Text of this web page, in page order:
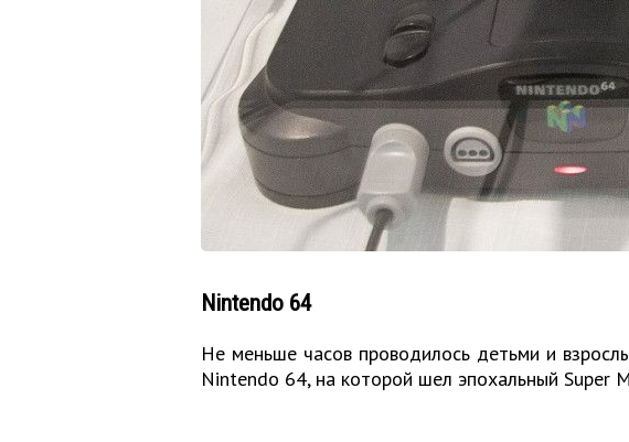
Nintendo 64
Не меньше часов проводилось детьми и
Nintendo 64, на которой шел эпохальный Super